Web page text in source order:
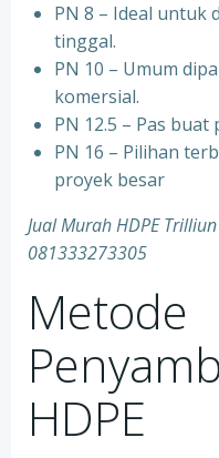
PN 8 – Ideal untuk
tinggal.
PN 10 – Umum
komersial.
PN 12.5 – Pas
PN 16 – Pilihan
proyek besar
Jual Murah HDPE
081333273305
Metode
HDPE